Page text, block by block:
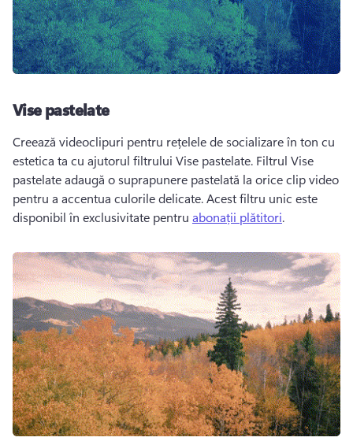
Vise pastelate
Creează videoclipuri pentru rețelele de socializare în ton cu
estetica ta cu ajutorul filtrului Vise pastelate. Filtrul Vise
pastelate adaugă o suprapunere pastelată la orice clip video
pentru a accentua culorile delicate. Acest filtru unic este
disponibil în exclusivitate pentru abonații plătitori.